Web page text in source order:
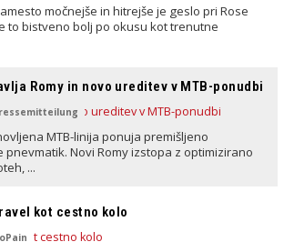
močnejše in hitrejše je geslo pri Rose
to bistveno bolj po okusu kot trenutne
Romy in novo ureditev v MTB-ponudbi
MTB-linija ponuja premišljeno
Novi Romy izstopa z optimizirano
...
kot cestno kolo